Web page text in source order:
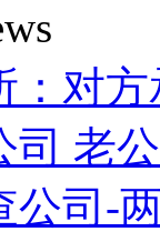
：对
司 老
公司-